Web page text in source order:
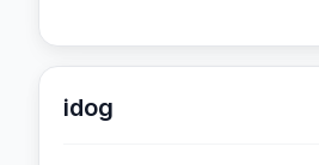
idog